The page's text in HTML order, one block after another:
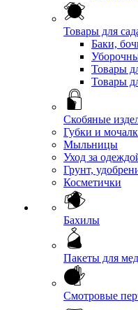
Товары для
Баки,
Товары
Товары
Скобяные
Губки и
Мыльницы
Уход за
Грунт,
Косметички
Бахилы
Пакеты для
Смотровые